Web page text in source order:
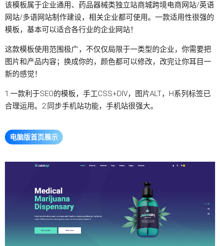
该模板属于企业通用、药品器械类独立站商城跨境电商网站/英语
网站/多语网站制作建设，相关企业都可使用。一款适用性很强的
模板，基本可以适合各行业的企业网站！
这款模板使用范围极广，不仅仅局限于一类型的企业，你需要把
图片和产品内容；换成你的，颜色都可以修改，改完让你耳目一
新的感觉！
1.一款利于SEO的模板，手工CSS+DIV，图片ALT，H系列标签已
合理运用。2.同步手机站功能，手机站很强大。
电脑版首页展示